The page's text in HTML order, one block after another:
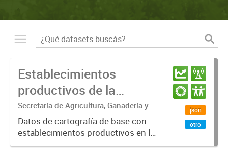
Establecimientos
productivos de la
provincia de Entre Ríos
Secretaría de Agricultura, Ganadería y
Pesca. Ministerio de Desarrollo
Económico
Datos de cartografía de base con
establecimientos productivos en la
provincia de Entre Ríos.
json
otro